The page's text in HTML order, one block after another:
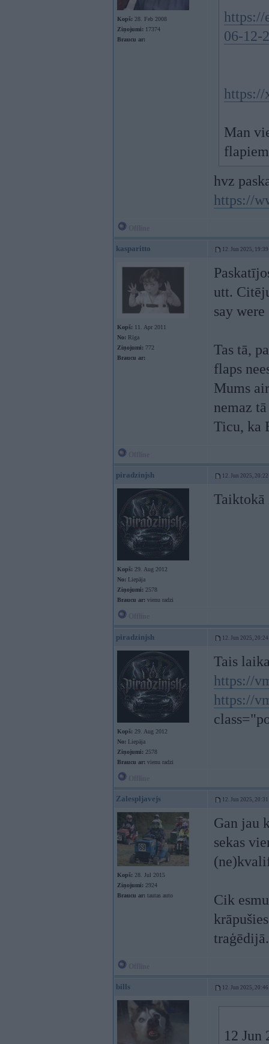
Kopš: 28. Feb 2008
Ziņojumi: 17374
Braucu ar:
https://
06-12-
https://
Man
hvz
https://
kasparitto 12. Jun 2025, 19:39
Kopš: 11. Apr 2011
No: Rīga
Ziņojumi: 772
Braucu ar:
utt.
say
Tas tā,
flaps
Mums
nemaz
Ticu, ka
piradzinjsh 12. Jun 2025, 20:22
Kopš: 29. Aug 2012
No: Liepāja
Ziņojumi: 2578
Braucu ar: vienu radzi
Taiktokā
piradzinjsh 12. Jun 2025, 20:24
Kopš: 29. Aug 2012
No: Liepāja
Ziņojumi: 2578
Braucu ar: vienu radzi
Tais
https://
https://
Zalespljavejs 12. Jun 2025, 20:31
Kopš: 28. Jul 2015
Ziņojumi: 2924
Braucu ar: tautas auto
Gan jau
sekas
Cik
bills 12. Jun 2025, 20:46
12 Jun